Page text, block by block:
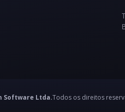
Software Ltda.Todos os direitos